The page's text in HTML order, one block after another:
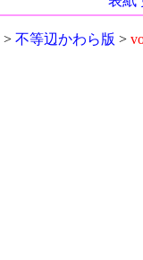
> 不等辺かわら版 >